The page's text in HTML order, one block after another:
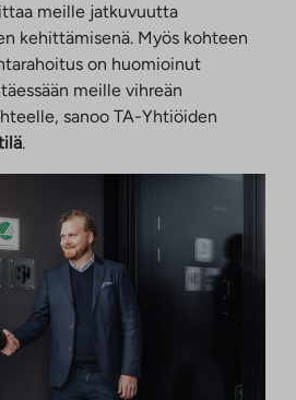
meille jatkuvuutta
kehittämisenä. Myös kohteen
on huomioinut
meille vihreän
sanoo TA-Yhtiöiden
.